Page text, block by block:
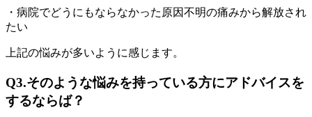
・ 病院でどうにもならなかった原因不明の痛みから解放され
たい
上記の悩みが多いように感じます。
Q3.そのような悩みを持っている方にアドバイスを
するならば？